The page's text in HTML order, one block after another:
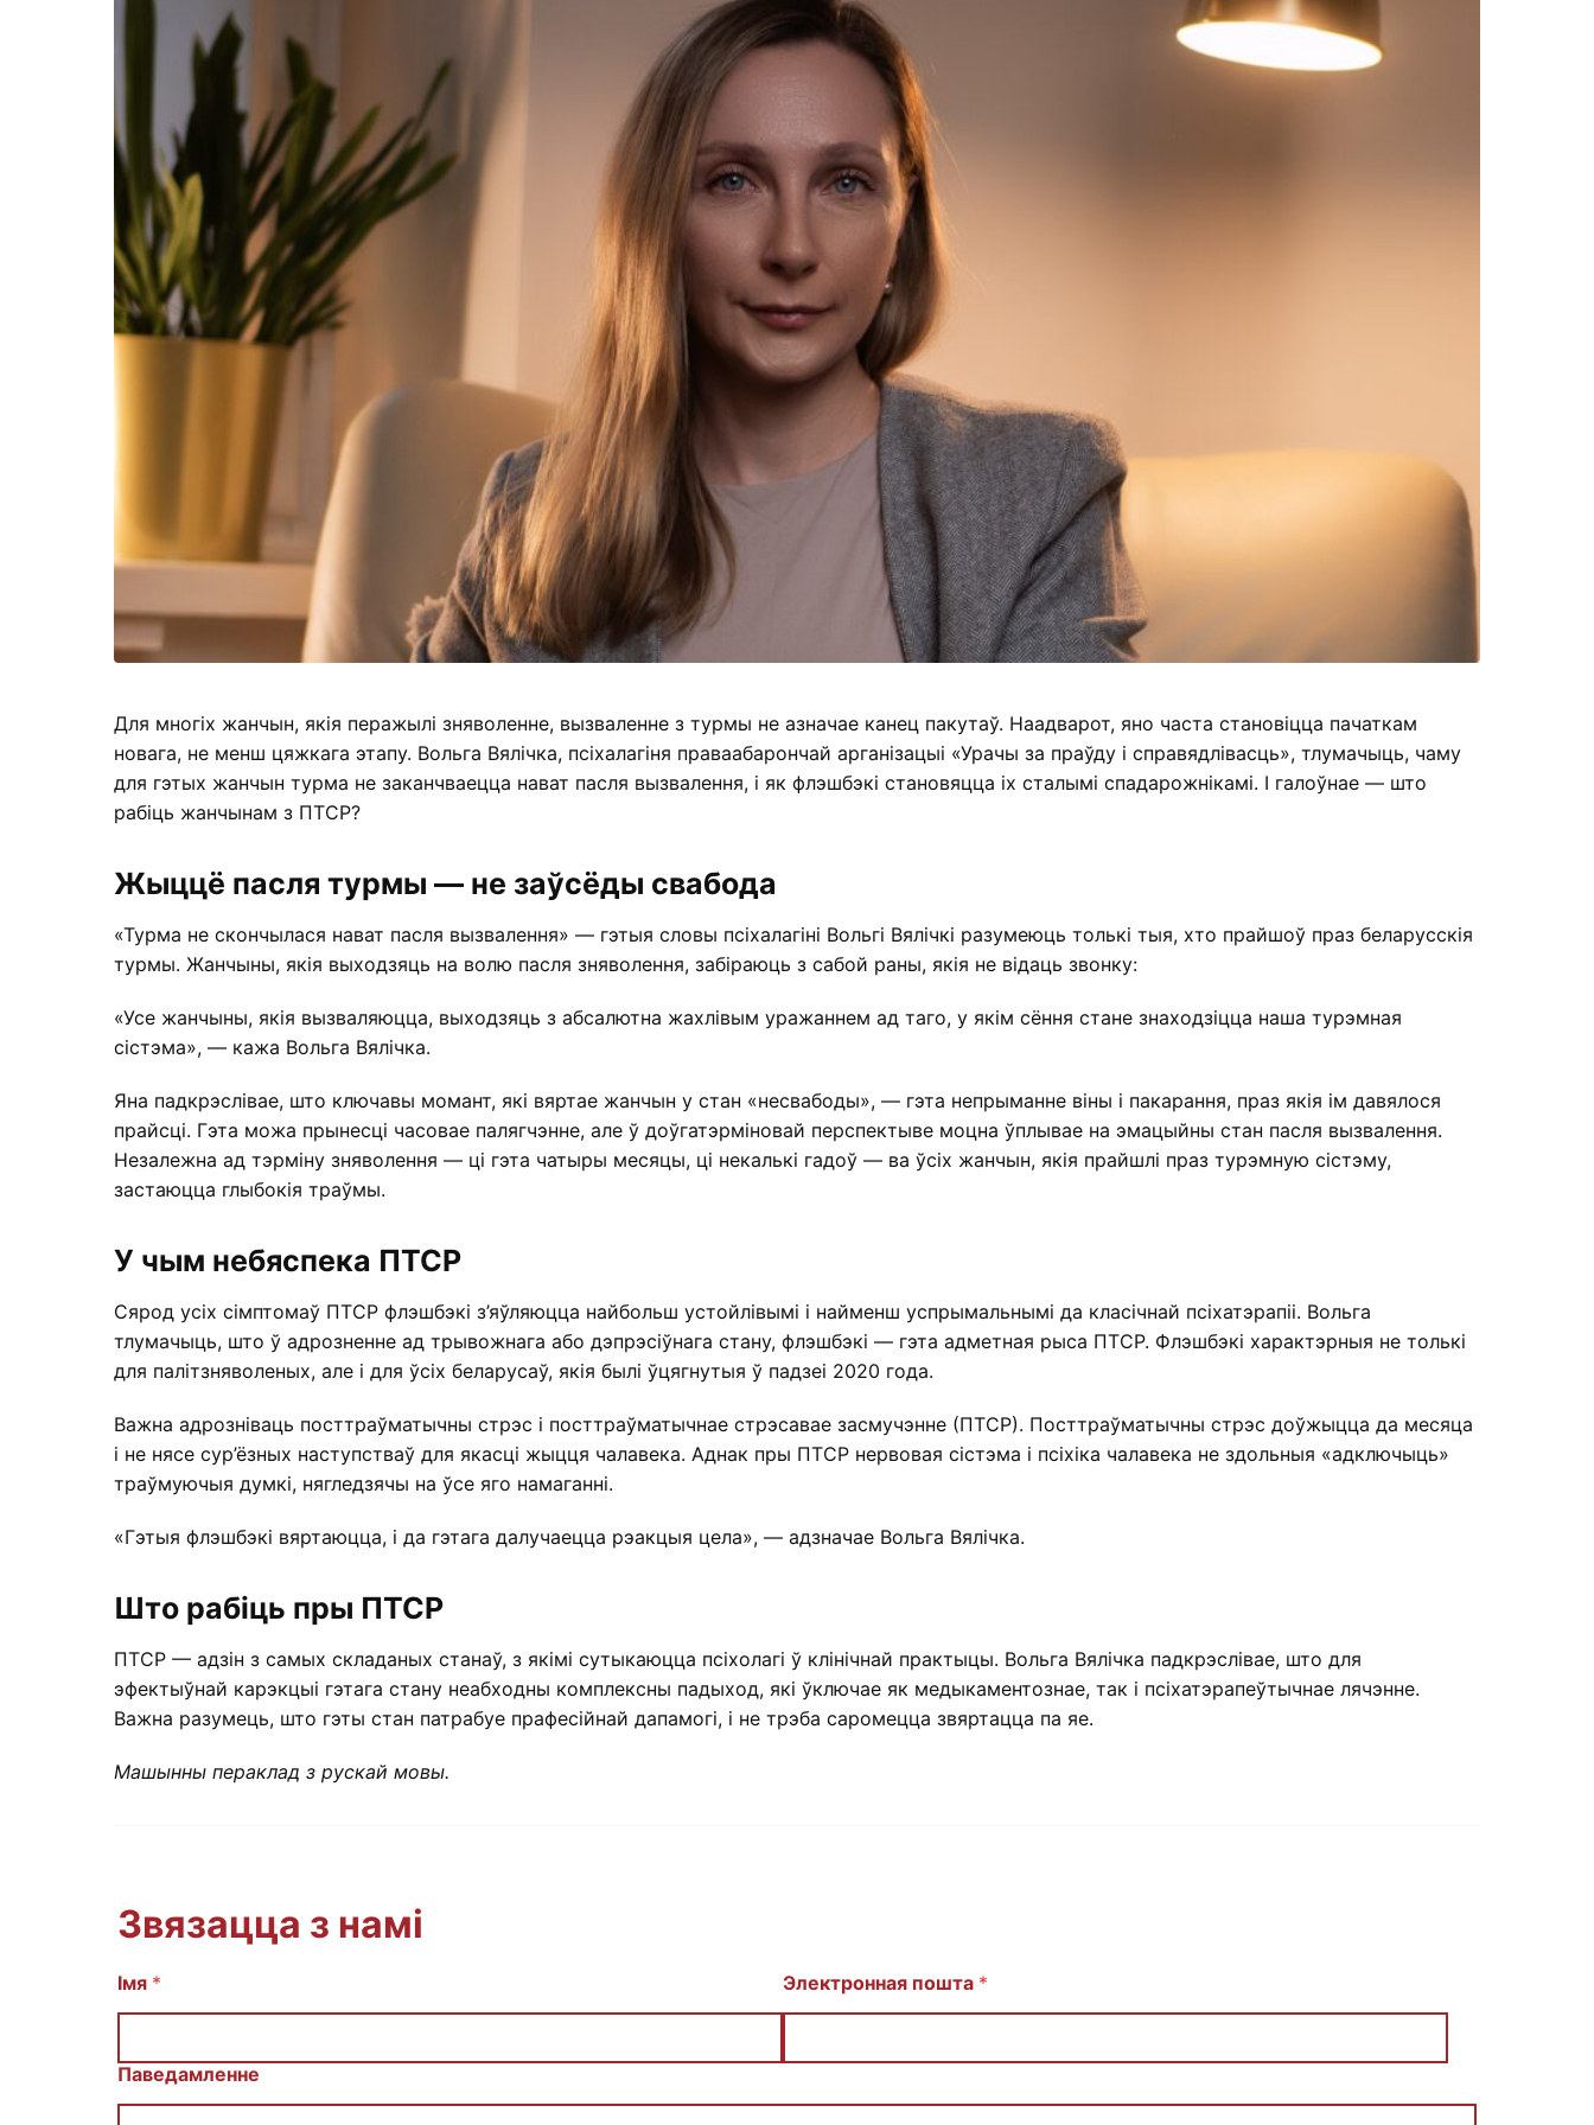
Для многіх жанчын, якія перажылі зняволенне, вызваленне з турмы не азначае канец пакутаў. Наадварот, яно часта становіцца пачаткам
новага, не менш цяжкага этапу. Вольга Вялічка, псіхалагіня праваабарончай арганізацыі «Урачы за праўду і справядлівасць», тлумачыць, чаму
для гэтых жанчын турма не заканчваецца нават пасля вызвалення, і як флэшбэкі становяцца іх сталымі спадарожнікамі. І галоўнае — што
рабіць жанчынам з ПТСР?
Жыццё пасля турмы — не заўсёды свабода
«Турма не скончылася нават пасля вызвалення» — гэтыя словы псіхалагіні Вольгі Вялічкі разумеюць толькі тыя, хто прайшоў праз беларусскія
турмы. Жанчыны, якія выходзяць на волю пасля зняволення, забіраюць з сабой раны, якія не відаць звонку:
«Усе жанчыны, якія вызваляюцца, выходзяць з абсалютна жахлівым уражаннем ад таго, у якім сёння стане знаходзіцца наша турэмная
сістэма», — кажа Вольга Вялічка.
Яна падкрэслівае, што ключавы момант, які вяртае жанчын у стан «несвабоды», — гэта непрыманне віны і пакарання, праз якія ім давялося
прайсці. Гэта можа прынесці часовае палягчэнне, але ў доўгатэрміновай перспектыве моцна ўплывае на эмацыйны стан пасля вызвалення.
Незалежна ад тэрміну зняволення — ці гэта чатыры месяцы, ці некалькі гадоў — ва ўсіх жанчын, якія прайшлі праз турэмную сістэму,
застаюцца глыбокія траўмы.
У чым небяспека ПТСР
Сярод усіх сімптомаў ПТСР флэшбэкі з’яўляюцца найбольш устойлівымі і найменш успрымальнымі да класічнай псіхатэрапіі. Вольга
тлумачыць, што ў адрозненне ад трывожнага або дэпрэсіўнага стану, флэшбэкі — гэта адметная рыса ПТСР. Флэшбэкі характэрныя не толькі
для палітзняволеных, але і для ўсіх беларусаў, якія былі ўцягнутыя ў падзеі 2020 года.
Важна адрозніваць посттраўматычны стрэс і посттраўматычнае стрэсавае засмучэнне (ПТСР). Посттраўматычны стрэс доўжыцца да месяца
і не нясе сур’ёзных наступстваў для якасці жыцця чалавека. Аднак пры ПТСР нервовая сістэма і псіхіка чалавека не здольныя «адключыць»
траўмуючыя думкі, нягледзячы на ўсе яго намаганні.
«Гэтыя флэшбэкі вяртаюцца, і да гэтага далучаецца рэакцыя цела», — адзначае Вольга Вялічка.
Што рабіць пры ПТСР
ПТСР — адзін з самых складаных станаў, з якімі сутыкаюцца псіхолагі ў клінічнай практыцы. Вольга Вялічка падкрэслівае, што для
эфектыўнай карэкцыі гэтага стану неабходны комплексны падыход, які ўключае як медыкаментознае, так і псіхатэрапеўтычнае лячэнне.
Важна разумець, што гэты стан патрабуе прафесійнай дапамогі, і не трэба саромецца звяртацца па яе.
Машынны пераклад з рускай мовы.
Звязацца з намі
E
l
Імя * Электронная пошта *
Паведамленне